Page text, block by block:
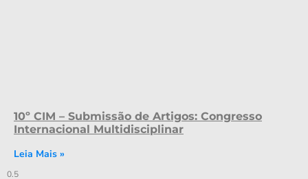
10º CIM – Submissão de Artigos: Congresso
Internacional Multidisciplinar
Leia Mais »